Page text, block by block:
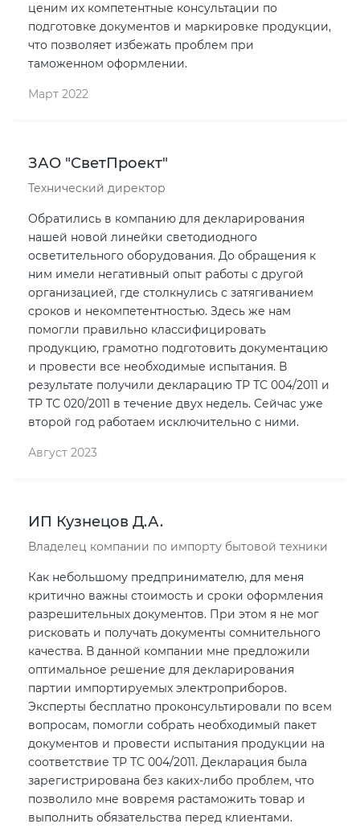
ценим их компетентные консультации по
подготовке документов и маркировке продукции,
что позволяет избежать проблем при
таможенном оформлении.
Март 2022
ЗАО "СветПроект"
Технический директор
Обратились в компанию для декларирования
нашей новой линейки светодиодного
осветительного оборудования. До обращения к
ним имели негативный опыт работы с другой
организацией, где столкнулись с затягиванием
сроков и некомпетентностью. Здесь же нам
помогли правильно классифицировать
продукцию, грамотно подготовить документацию
и провести все необходимые испытания. В
результате получили декларацию ТР ТС 004/2011 и
ТР ТС 020/2011 в течение двух недель. Сейчас уже
второй год работаем исключительно с ними.
Август 2023
ИП Кузнецов Д.А.
Владелец компании по импорту бытовой техники
Как небольшому предпринимателю, для меня
критично важны стоимость и сроки оформления
разрешительных документов. При этом я не мог
рисковать и получать документы сомнительного
качества. В данной компании мне предложили
оптимальное решение для декларирования
партии импортируемых электроприборов.
Эксперты бесплатно проконсультировали по всем
вопросам, помогли собрать необходимый пакет
документов и провести испытания продукции на
соответствие ТР ТС 004/2011. Декларация была
зарегистрирована без каких-либо проблем, что
позволило мне вовремя растаможить товар и
выполнить обязательства перед клиентами.